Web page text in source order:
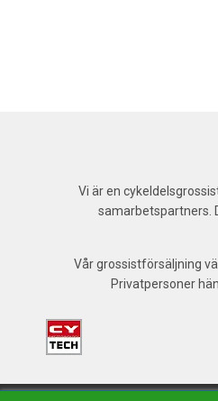
Vi är en
samarbetspartners.
Vår grossistförsäljning
Privatpersoner